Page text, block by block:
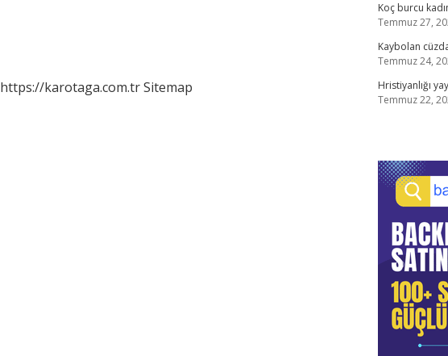
https://karotaga.com.trSitemap
Koç burcu
Temmuz 27,
Kaybolan
Temmuz 24,
Hristiyanlığı
Temmuz 22,